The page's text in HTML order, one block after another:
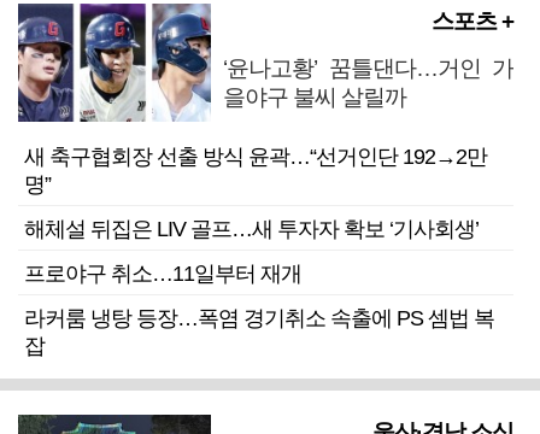
스포츠 +
‘윤나고황’ 꿈틀댄다…거인 가
을야구 불씨 살릴까
새 축구협회장 선출 방식 윤곽…“선거인단 192→2만
명”
해체설 뒤집은 LIV 골프…새 투자자 확보 ‘기사회생’
프로야구 취소…11일부터 재개
라커룸 냉탕 등장…폭염 경기취소 속출에 PS 셈법 복
잡